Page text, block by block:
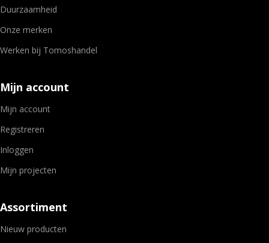
Duurzaamheid
Onze merken
Werken bij Tomoshandel
Mijn account
Mijn account
Registreren
Inloggen
Mijn projecten
Assortiment
Nieuw producten